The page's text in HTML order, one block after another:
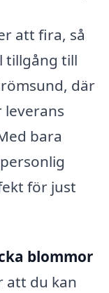
att fira, så
tillgång till
där
bara
för just
blommor
att du kan